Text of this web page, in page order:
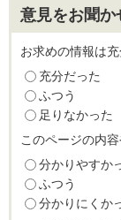
意見をお聞か
お求めの情報は
充分だった
ふつう
足りなかった
このページの内
分かりやすか
ふつう
分かりにくか